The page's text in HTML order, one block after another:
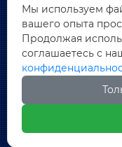
 Лунчан, улица
Дунчэн, город


Мы используем
вашего опыта
Продолжая
соглашаетесь с